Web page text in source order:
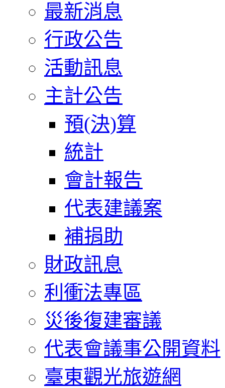
最新消息
行政公告
活動訊息
主計公告
預(決)算
統計
會計報告
代表建議案
補捐助
財政訊息
利衝法專區
災後復建審議
代表會議事公開資料
臺東觀光旅遊網